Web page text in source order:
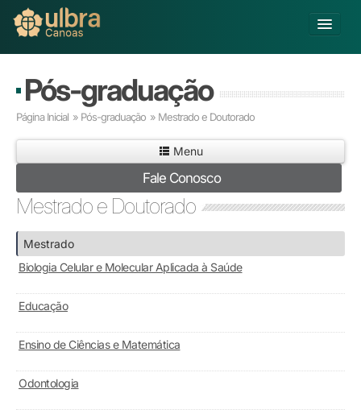
Buscar
Já sou Aluno
Matricule-se
Educação Básica
Graduação
Educação a Distância
Pós-graduação
Pesquisa
Extensão
Infraestrutura e Serviços
Inovação
Sobre a ULBRA
Pós-graduação
Página Inicial » Pós-graduação » Mestrado e Doutorado
Menu
Fale Conosco
Mestrado e Doutorado
Mestrado
Biologia Celular e Molecular Aplicada à Saúde
Educação
Ensino de Ciências e Matemática
Odontologia